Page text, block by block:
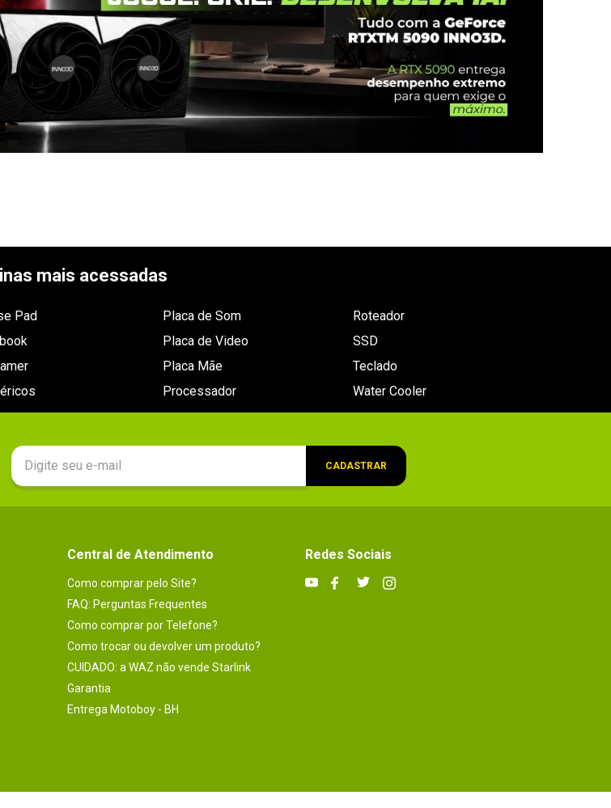
mais acessadas
Pad
Placa de Som
Placa de Video
Placa Mãe
Processador
Roteador
SSD
Teclado
Water Cooler
CADASTRAR
Central de Atendimento
Como comprar pelo Site?
FAQ: Perguntas Frequentes
Como comprar por Telefone?
Como trocar ou devolver um produto?
CUIDADO: a WAZ não vende Starlink
Garantia
Entrega Motoboy - BH
Redes Sociais